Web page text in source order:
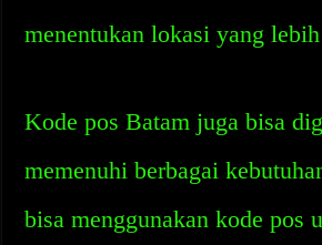
menentukan lokasi yang
Kode pos Batam juga bisa
memenuhi berbagai
bisa menggunakan kode pos